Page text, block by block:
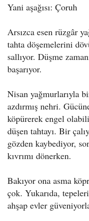
Yani aşağısı: Çoruh
Arsızca esen rüzgâr
tahta döşemelerini
sallıyor. Düşme
başarıyor.
Nisan yağmurlarıyla
azdırmış nehri.
köpürerek engel
düşen tahtayı. Bir
gözden kaybediyor,
kıvrımı dönerken.
Bakıyor ona asma
çok. Yukarıda,
ahşap evler